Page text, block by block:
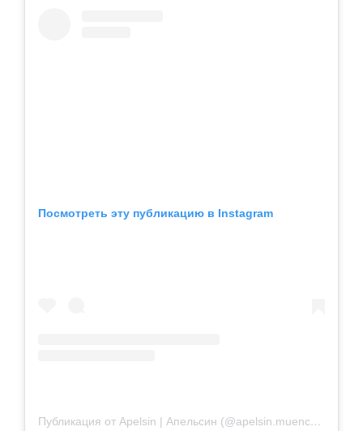
Посмотреть эту публикацию в Instagram
Публикация от Apelsin | Апельсин (@apelsin.muenchen)